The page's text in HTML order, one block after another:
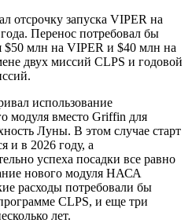
отсрочку запуска VIPER на
Перенос потребовал бы
$50 млн на VIPER и $40 млн на
двух миссий CLPS и годовой
использование
модуля вместо Griffin для
Луны. В этом случае старт
и в 2026 году, а
успеха посадки все равно
нового модуля НАСА
расходы потребовали бы
CLPS, и еще три
лет.